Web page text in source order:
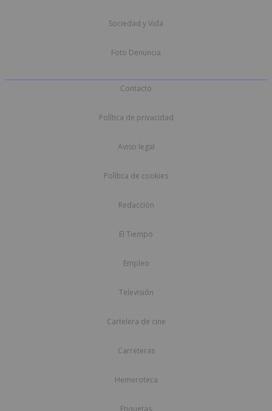
Sociedad y Vida
Foto Denuncia
Contacto
Política de privacidad
Aviso legal
Política de cookies
Redacción
El Tiempo
Empleo
Televisión
Cartelera de cine
Carreteras
Hemeroteca
Etiquetas